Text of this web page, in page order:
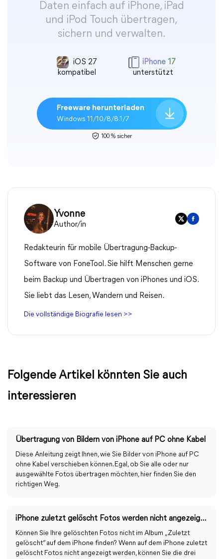
Daten einfach auf iPhone, iPad
und iPod Touch übertragen,
sichern und verwalten.
iOS 27
kompatibel
iPhone 17
unterstützt
Freeware herunterladen
Windows 11/10/8/8.1/7
100 % sicher
Yvonne
Author/in
Redakteurin für mobile Übertragung-Backup-
Software von FoneTool. Sie hilft Menschen gerne
beim Backup und Übertragen von iPhones und iOS.
Sie liebt das Lesen, Wandern und Reisen.
Die vollständige Biografie lesen >>
Folgende Artikel könnten Sie auch
interessieren
Übertragung von Bildern von iPhone auf PC ohne Kabel
Diese Anleitung zeigt Ihnen, wie Sie Bilder von iPhone auf PC
ohne Kabel verschieben können. Egal, ob Sie alle oder nur
ausgewählte Fotos übertragen möchten, hier finden Sie den
richtigen Weg.
iPhone zuletzt gelöscht Fotos werden nicht angezeigt [Behoben!]
Können Sie Ihre gelöschten Fotos nicht im Album „Zuletzt
gelöscht“ auf dem iPhone finden? Wenn auf dem iPhone zuletzt
gelöscht Fotos nicht angezeigt werden, können Sie die drei